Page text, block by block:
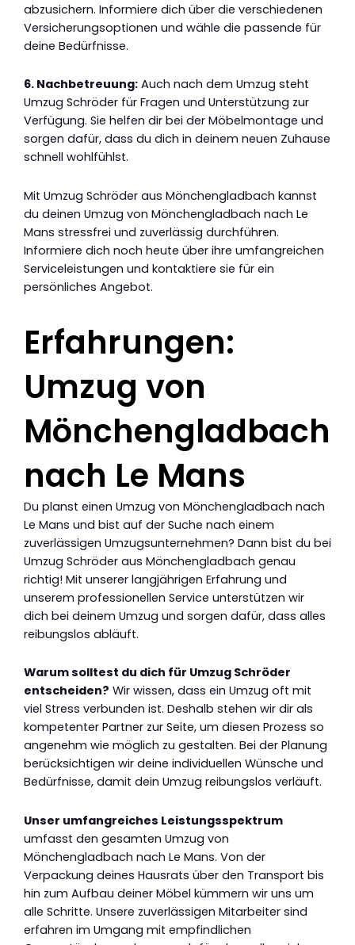
abzusichern. Informiere dich über die verschiedenen
Versicherungsoptionen und wähle die passende für
deine Bedürfnisse.
6. Nachbetreuung: Auch nach dem Umzug steht
Umzug Schröder für Fragen und Unterstützung zur
Verfügung. Sie helfen dir bei der Möbelmontage und
sorgen dafür, dass du dich in deinem neuen Zuhause
schnell wohlfühlst.
Mit Umzug Schröder aus Mönchengladbach kannst
du deinen Umzug von Mönchengladbach nach Le
Mans stressfrei und zuverlässig durchführen.
Informiere dich noch heute über ihre umfangreichen
Serviceleistungen und kontaktiere sie für ein
persönliches Angebot.
Erfahrungen:
Umzug von
Mönchengladbach
nach Le Mans
Du planst einen Umzug von Mönchengladbach nach
Le Mans und bist auf der Suche nach einem
zuverlässigen Umzugsunternehmen? Dann bist du bei
Umzug Schröder aus Mönchengladbach genau
richtig! Mit unserer langjährigen Erfahrung und
unserem professionellen Service unterstützen wir
dich bei deinem Umzug und sorgen dafür, dass alles
reibungslos abläuft.
Warum solltest du dich für Umzug Schröder
entscheiden? Wir wissen, dass ein Umzug oft mit
viel Stress verbunden ist. Deshalb stehen wir dir als
kompetenter Partner zur Seite, um diesen Prozess so
angenehm wie möglich zu gestalten. Bei der Planung
berücksichtigen wir deine individuellen Wünsche und
Bedürfnisse, damit dein Umzug reibungslos verläuft.
Unser umfangreiches Leistungsspektrum
umfasst den gesamten Umzug von
Mönchengladbach nach Le Mans. Von der
Verpackung deines Hausrats über den Transport bis
hin zum Aufbau deiner Möbel kümmern wir uns um
alle Schritte. Unsere zuverlässigen Mitarbeiter sind
erfahren im Umgang mit empfindlichen